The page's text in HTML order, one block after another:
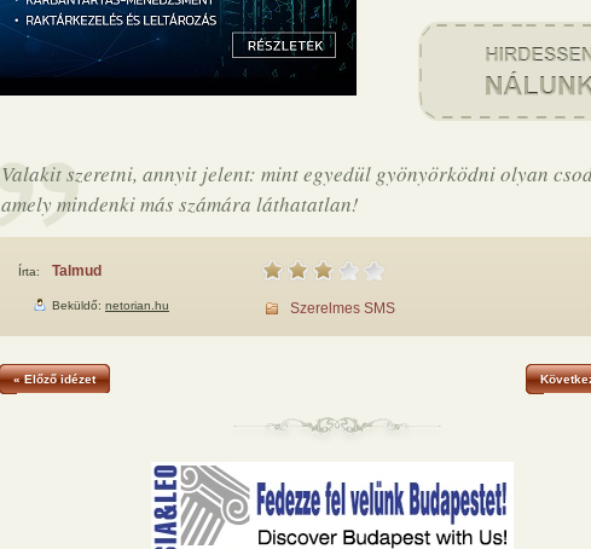
Valakit szeretni, annyit jelent: mint egyedül gyönyörködni olyan
amely mindenki más számára láthatatlan!
Írta: Talmud
Beküldő: netorian.hu Szerelmes SMS
« Előző idézet